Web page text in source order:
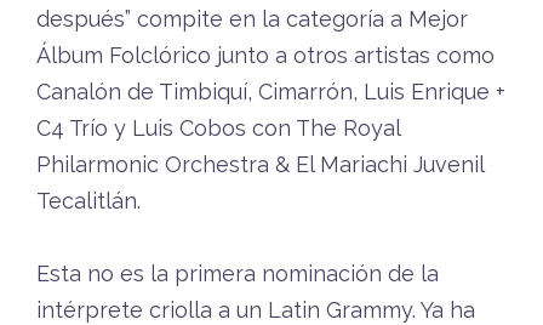
después” compite en la categoría a Mejor
Álbum Folclórico junto a otros artistas como
Canalón de Timbiquí, Cimarrón, Luis Enrique +
C4 Trío y Luis Cobos con The Royal
Philarmonic Orchestra & El Mariachi Juvenil
Tecalitlán.
Esta no es la primera nominación de la
intérprete criolla a un Latin Grammy. Ya ha